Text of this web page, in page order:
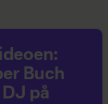
Buch
på